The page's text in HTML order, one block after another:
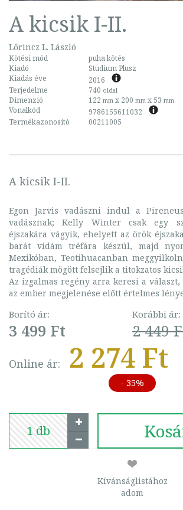
A kicsik I-II.
Lőrincz L. László
Kötési mód
puha kötés
Kiadó
Studium Plusz
Kiadás éve
2016
Terjedelme
740 oldal
Dimenzió 122 mm x 200 mm x 53 mm
Vonalkód
9786155611032
Termékazonosító
00211005
A kicsik I-II.
Egon Jarvis vadászni indul a
vadásznak; Kelly Winter csak egy
éjszakára vágyik, ehelyett az örök
barát vidám tréfára készül, majd
Mexikóban, Teotihuacanban
tragédiák mögött felsejlik a titokzatos
Az izgalmas regény arra keresi a
az ember megjelenése előtt értelmes
Borító ár:
3 499 Ft
Korábbi ár:
2 449
Online ár: 2 274 Ft
- 35%
Kívánságlistához
adom